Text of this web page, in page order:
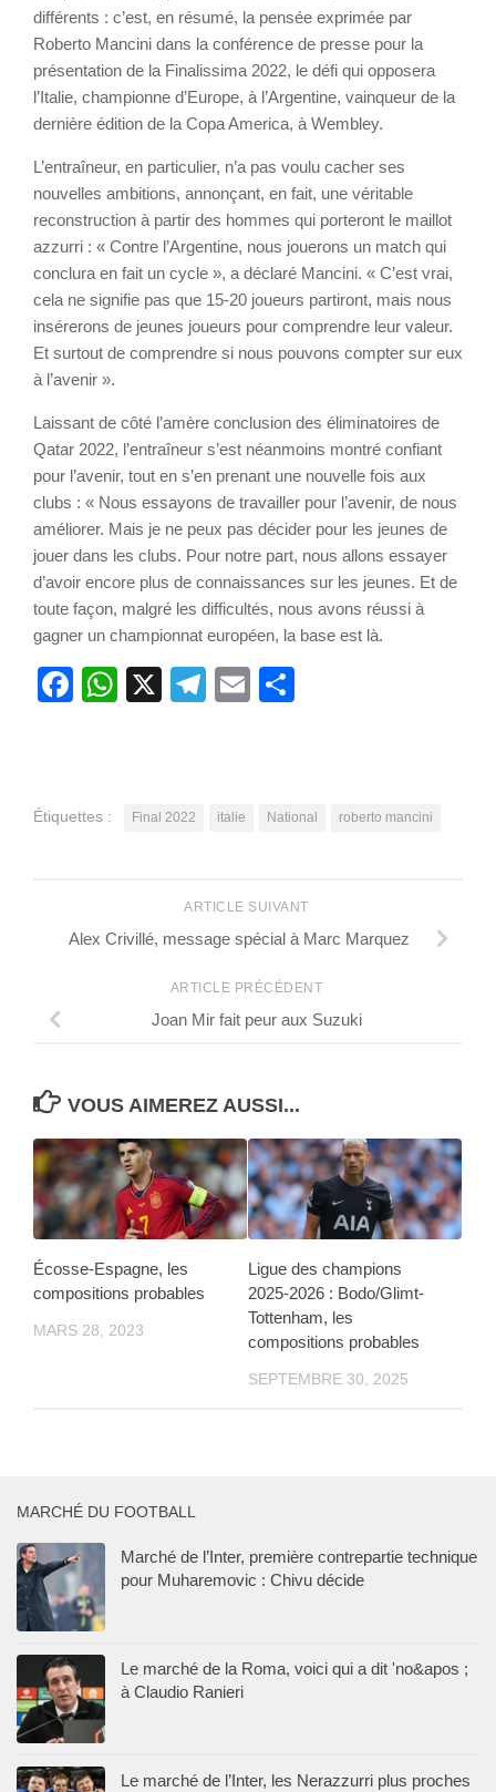
différents : c’est, en résumé, la pensée exprimée par
Roberto Mancini dans la conférence de presse pour la
présentation de la Finalissima 2022, le défi qui opposera
l’Italie, championne d’Europe, à l’Argentine, vainqueur de la
dernière édition de la Copa America, à Wembley.
L’entraîneur, en particulier, n’a pas voulu cacher ses
nouvelles ambitions, annonçant, en fait, une véritable
reconstruction à partir des hommes qui porteront le maillot
azzurri : « Contre l’Argentine, nous jouerons un match qui
conclura en fait un cycle », a déclaré Mancini. « C’est vrai,
cela ne signifie pas que 15-20 joueurs partiront, mais nous
insérerons de jeunes joueurs pour comprendre leur valeur.
Et surtout de comprendre si nous pouvons compter sur eux
à l’avenir ».
Laissant de côté l’amère conclusion des éliminatoires de
Qatar 2022, l’entraîneur s’est néanmoins montré confiant
pour l’avenir, tout en s’en prenant une nouvelle fois aux
clubs : « Nous essayons de travailler pour l’avenir, de nous
améliorer. Mais je ne peux pas décider pour les jeunes de
jouer dans les clubs. Pour notre part, nous allons essayer
d’avoir encore plus de connaissances sur les jeunes. Et de
toute façon, malgré les difficultés, nous avons réussi à
gagner un championnat européen, la base est là.
Facebook
WhatsApp
X Telegram
Email
Étiquettes : Final 2022 italie National roberto mancini
ARTICLE SUIVANT
Alex Crivillé, message spécial à Marc Marquez
ARTICLE PRÉCÉDENT
Joan Mir fait peur aux Suzuki
VOUS AIMEREZ AUSSI...
Écosse-Espagne, les
compositions probables
MARS 28, 2023
Ligue des champions
2025-2026 : Bodo/Glimt-
Tottenham, les
compositions probables
SEPTEMBRE 30, 2025
MARCHÉ DU FOOTBALL
Marché de l’Inter, première contrepartie technique
pour Muharemovic : Chivu décide
Le marché de la Roma, voici qui a dit 'no&apos ;
à Claudio Ranieri
Le marché de l’Inter, les Nerazzurri plus proches